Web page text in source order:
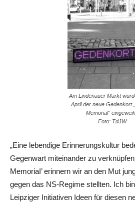
Am Lindenauer Markt
April der neue Gedenkort
Memorial“
Foto: TdJW
„Eine lebendige Erinnerungskultur
Gegenwart miteinander zu
MemoriaI’ erinnern wir an den Mut
gegen das NS-Regime stellten. Ich
Leipziger Initiativen Ideen für diesen